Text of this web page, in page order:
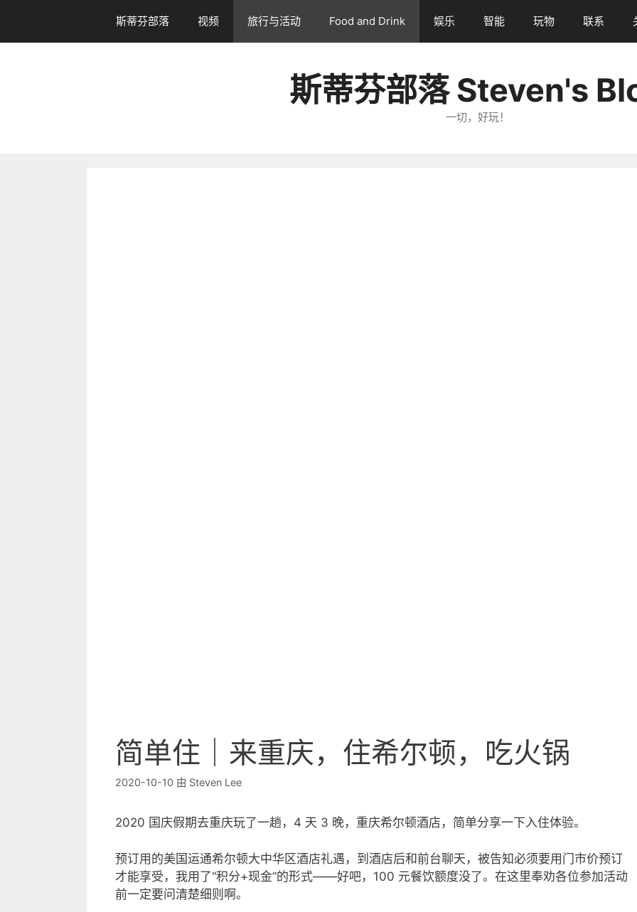
到
斯蒂芬部落 视频 旅行与活动 Food and Drink 娱乐 智能 玩物 联系
斯蒂芬部落 Steven's
一切，好玩！
简单住｜来重庆，住希尔顿，吃火锅
2020-10-10 由 Steven Lee
2020 国庆假期去重庆玩了一趟，4 天 3 晚，重庆希尔顿酒店，简单分享一下入住体验。
预订用的美国运通希尔顿大中华区酒店礼遇，到酒店后和前台聊天，被告知必须要用门市价预订
才能享受，我用了“积分+现金”的形式——好吧，100 元餐饮额度没了。在这里奉劝各位参加活动
前一定要问清楚细则啊。